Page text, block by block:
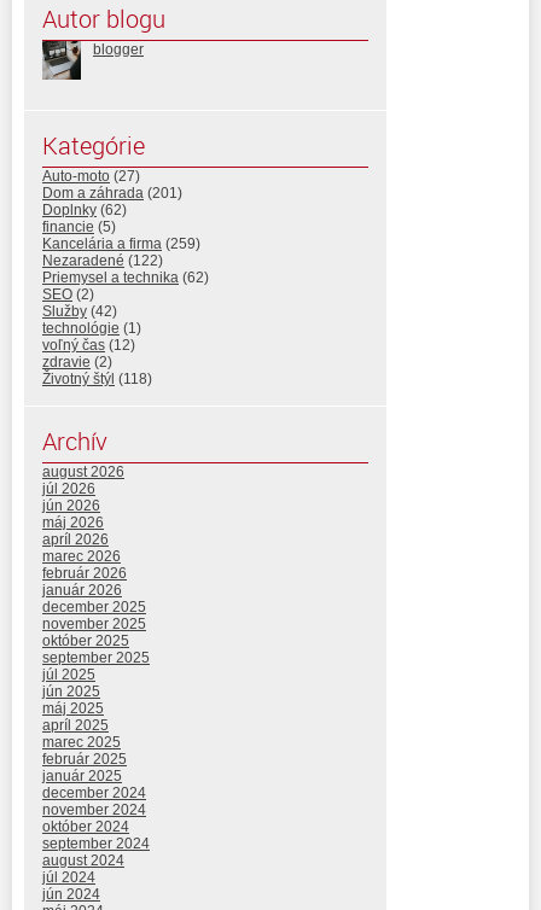
Autor blogu
blogger
Kategórie
Auto-moto (27)
Dom a záhrada (201)
Doplnky (62)
financie (5)
Kancelária a firma (259)
Nezaradené (122)
Priemysel a technika (62)
SEO (2)
Služby (42)
technológie (1)
voľný čas (12)
zdravie (2)
Životný štýl (118)
Archív
august 2026
júl 2026
jún 2026
máj 2026
apríl 2026
marec 2026
február 2026
január 2026
december 2025
november 2025
október 2025
september 2025
júl 2025
jún 2025
máj 2025
apríl 2025
marec 2025
február 2025
január 2025
december 2024
november 2024
október 2024
september 2024
august 2024
júl 2024
jún 2024